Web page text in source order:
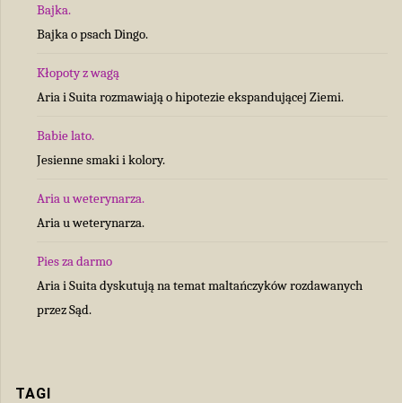
Bajka.
Bajka o psach Dingo.
Kłopoty z wagą
Aria i Suita rozmawiają o hipotezie ekspandującej Ziemi.
Babie lato.
Jesienne smaki i kolory.
Aria u weterynarza.
Aria u weterynarza.
Pies za darmo
Aria i Suita dyskutują na temat maltańczyków rozdawanych
przez Sąd.
TAGI